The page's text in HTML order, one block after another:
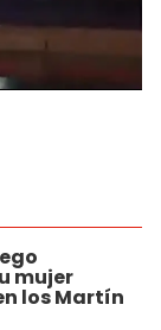
mujer
los Martín